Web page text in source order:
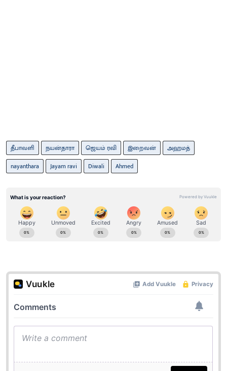
தீபாவளி நயன்தாரா ஜெயம் ரவி இறைவன்
அஹமத்
nayanthara
Jayam ravi Diwali Ahmed